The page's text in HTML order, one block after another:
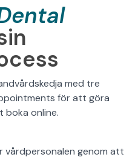
med tre
för att göra
online.
genom att